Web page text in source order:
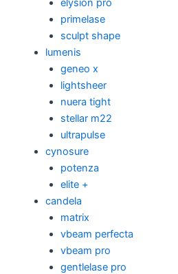
elysion pro
primelase
sculpt shape
lumenis
geneo x
lightsheer
nuera tight
stellar m22
ultrapulse
cynosure
potenza
elite +
candela
matrix
vbeam perfecta
vbeam pro
gentlelase pro